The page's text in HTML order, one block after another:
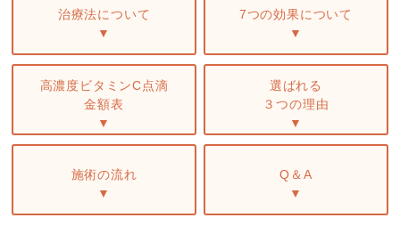
治療法について
▼
7つの効果について
▼
高濃度ビタミンC点滴
金額表
▼
選ばれる
３つの理由
▼
施術の流れ
▼
Q＆A
▼